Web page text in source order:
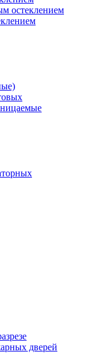
остеклением
дверей